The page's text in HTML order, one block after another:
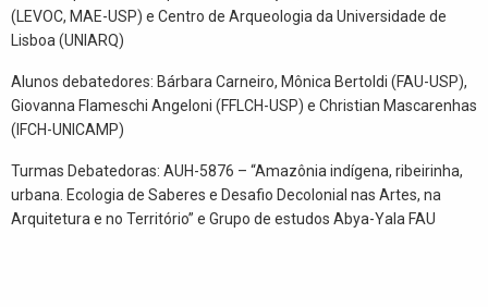
(LEVOC, MAE-USP) e Centro de Arqueologia da Universidade de
Lisboa (UNIARQ)
Alunos debatedores: Bárbara Carneiro, Mônica Bertoldi (FAU-USP),
Giovanna Flameschi Angeloni (FFLCH-USP) e Christian Mascarenhas
(IFCH-UNICAMP)
Turmas Debatedoras: AUH-5876 – “Amazônia indígena, ribeirinha,
urbana. Ecologia de Saberes e Desafio Decolonial nas Artes, na
Arquitetura e no Território” e Grupo de estudos Abya-Yala FAU